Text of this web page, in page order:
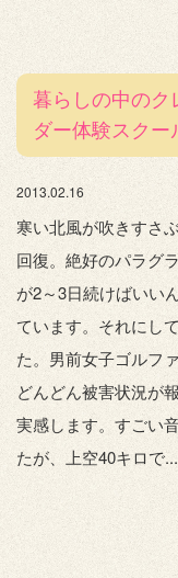
暮らしの中のク
ダー体験スクー
2013.02.16
寒い北風が吹きすさ
回復。絶好のパラグ
が2～3日続けばいい
ています。それにし
た。男前女子ゴルフ
どんどん被害状況が
実感します。すごい
たが、上空40キロで...